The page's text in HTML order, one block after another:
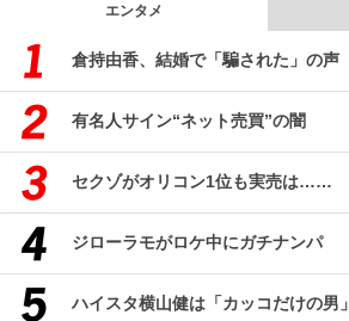
エンタメ
倉持由香、結婚で「騙された」の声
有名人サイン“ネット売買”の闇
セクゾがオリコン1位も実売は……
ジローラモがロケ中にガチナンパ
ハイスタ横山健は「カッコだけの男」